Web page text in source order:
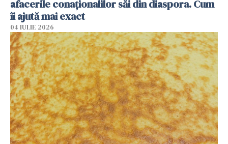
afacerile conaționalilor săi din diaspora. Cum
îi ajută mai exact
04 IULIE 2026